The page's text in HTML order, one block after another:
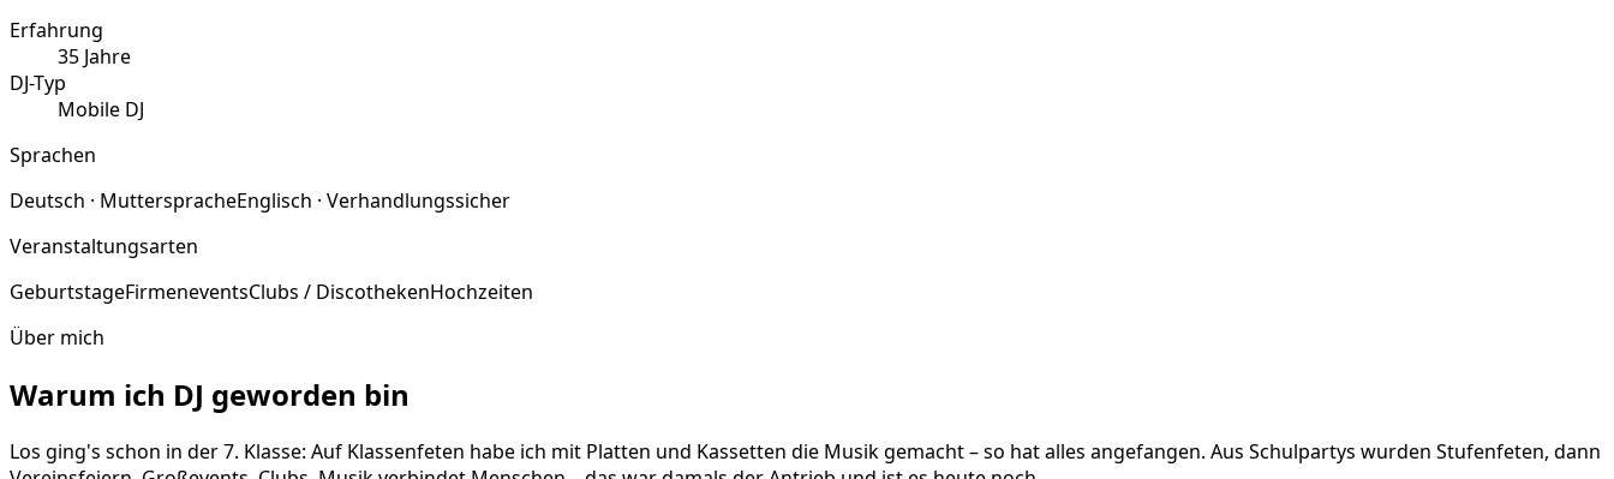
Erfahrung
35 Jahre
DJ-Typ
Mobile DJ
Sprachen
Deutsch · MutterspracheEnglisch · Verhandlungssicher
Veranstaltungsarten
GeburtstageFirmeneventsClubs / DiscothekenHochzeiten
Über mich
Warum ich DJ geworden bin
Los ging's schon in der 7. Klasse: Auf Klassenfeten habe ich mit Platten und Kassetten die Musik gemacht – so hat alles angefangen. Aus Schulpartys wurden Stufenfeten, dann